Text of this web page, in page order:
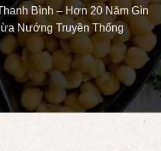
Bình – Hơn 20 Năm Gìn
Nướng Truyền Thống